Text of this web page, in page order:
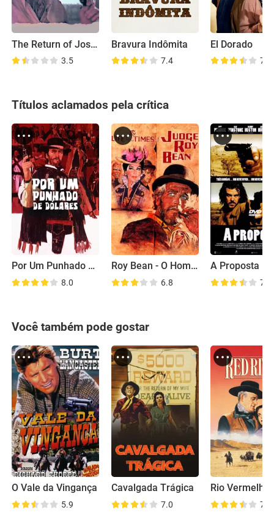
The Return of Josey Wales
3.5
Bravura Indômita
7.4
El Dorado
7.6
Títulos aclamados pela crítica
Por Um Punhado de Dólares
8.0
Roy Bean - O Homem da Lei!
6.8
A Proposta
7.0
Você também pode gostar
O Vale da Vingança
5.9
Cavalgada Trágica
7.0
Rio Vermelho
7.6